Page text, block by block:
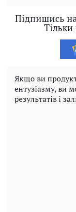
Підпишись
Якщо ви
ентузіазму, ви
результатів і